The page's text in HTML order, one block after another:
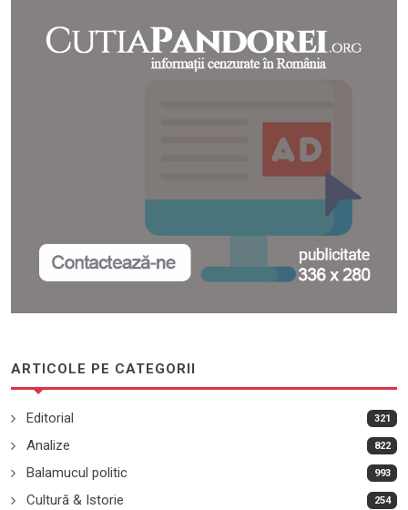
ARTICOLE PE CATEGORII
Editorial 321
Analize 822
Balamucul politic 993
Cultură & Istorie 254